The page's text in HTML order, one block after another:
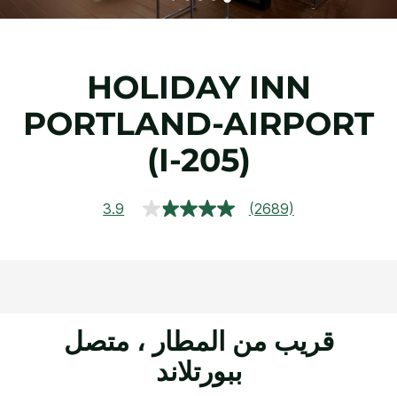
HOLIDAY INN
PORTLAND-AIRPORT
(I-205)
3.9
قراءة(2689)
قريب من المطار ، متصل
ببورتلاند